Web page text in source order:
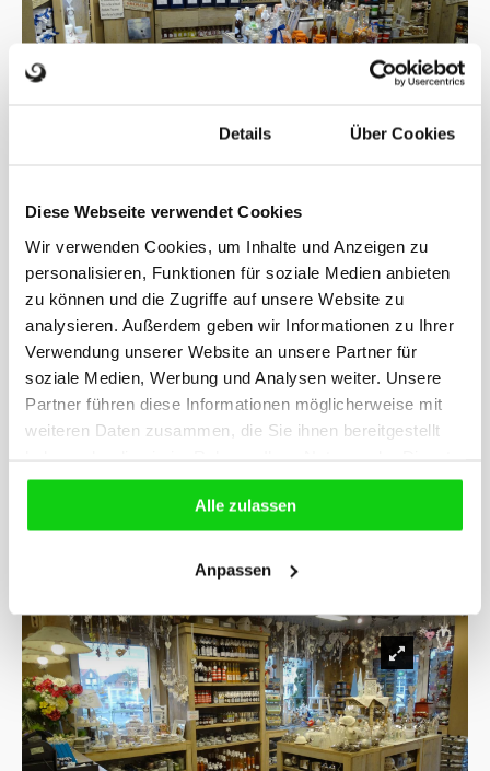
Details Über Cookies
Diese Webseite verwendet Cookies
Wir verwenden Cookies, um Inhalte und Anzeigen zu
personalisieren, Funktionen für soziale Medien anbieten
zu können und die Zugriffe auf unsere Website zu
analysieren. Außerdem geben wir Informationen zu Ihrer
Verwendung unserer Website an unsere Partner für
soziale Medien, Werbung und Analysen weiter. Unsere
Partner führen diese Informationen möglicherweise mit
weiteren Daten zusammen, die Sie ihnen bereitgestellt
gesammelt haben.
Alle zulassen
Anpassen